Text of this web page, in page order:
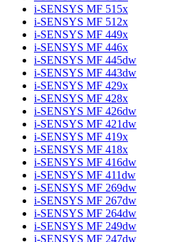
i-SENSYS MF 515x
i-SENSYS MF 512x
i-SENSYS MF 449x
i-SENSYS MF 446x
i-SENSYS MF 445dw
i-SENSYS MF 443dw
i-SENSYS MF 429x
i-SENSYS MF 428x
i-SENSYS MF 426dw
i-SENSYS MF 421dw
i-SENSYS MF 419x
i-SENSYS MF 418x
i-SENSYS MF 416dw
i-SENSYS MF 411dw
i-SENSYS MF 269dw
i-SENSYS MF 267dw
i-SENSYS MF 264dw
i-SENSYS MF 249dw
i-SENSYS MF 247dw